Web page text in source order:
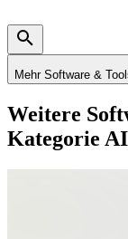
Mehr Software &
Weitere
Kategorie